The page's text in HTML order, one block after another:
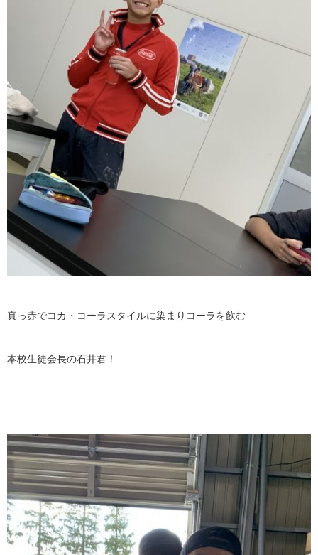
真っ赤でコカ・コーラスタイルに染まりコーラを飲む
本校生徒会長の石井君！